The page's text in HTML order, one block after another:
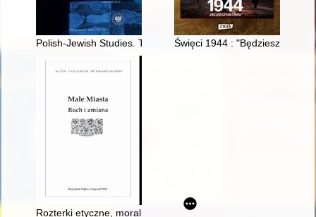
Polish-Jewish Studies. T. 4 (2023)Święci 1944 : "Będziesz
Rozterki etyczne, moralne i poglądowe pokolenia